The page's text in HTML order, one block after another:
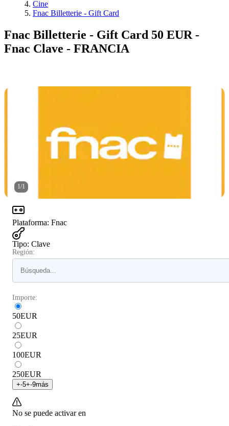
Cine
Fnac Billetterie - Gift Card
Fnac Billetterie - Gift Card 50 EUR -
Fnac Clave - FRANCIA
1/1
Plataforma: Fnac
Tipo: Clave
Región:
Importe:
50EUR
25EUR
100EUR
250EUR
+-5+-9más
No se puede activar en